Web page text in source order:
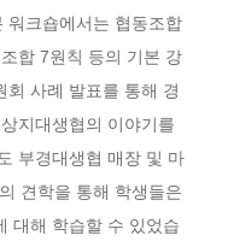
워크숍에서는 협동조합
합 7원칙 등의 기본 강
회 사례 발표를 통해 경
지대생협의 이야기를
부경대생협 매장 및 마
견학을 통해 학생들은
대해 학습할 수 있었습